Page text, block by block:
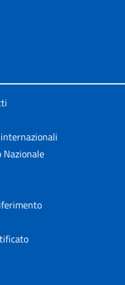
Nazionale